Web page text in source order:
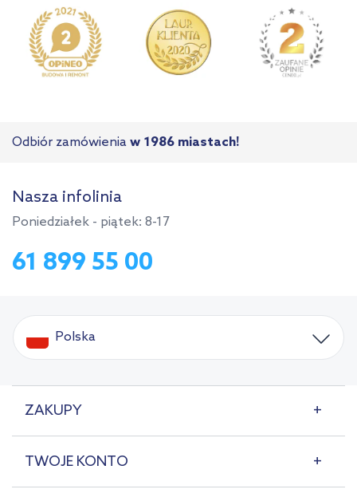
Odbiór zamówienia w 1986 miastach!
Nasza infolinia
Poniedziałek - piątek: 8-17
61 899 55 00
Polska
ZAKUPY
TWOJE KONTO